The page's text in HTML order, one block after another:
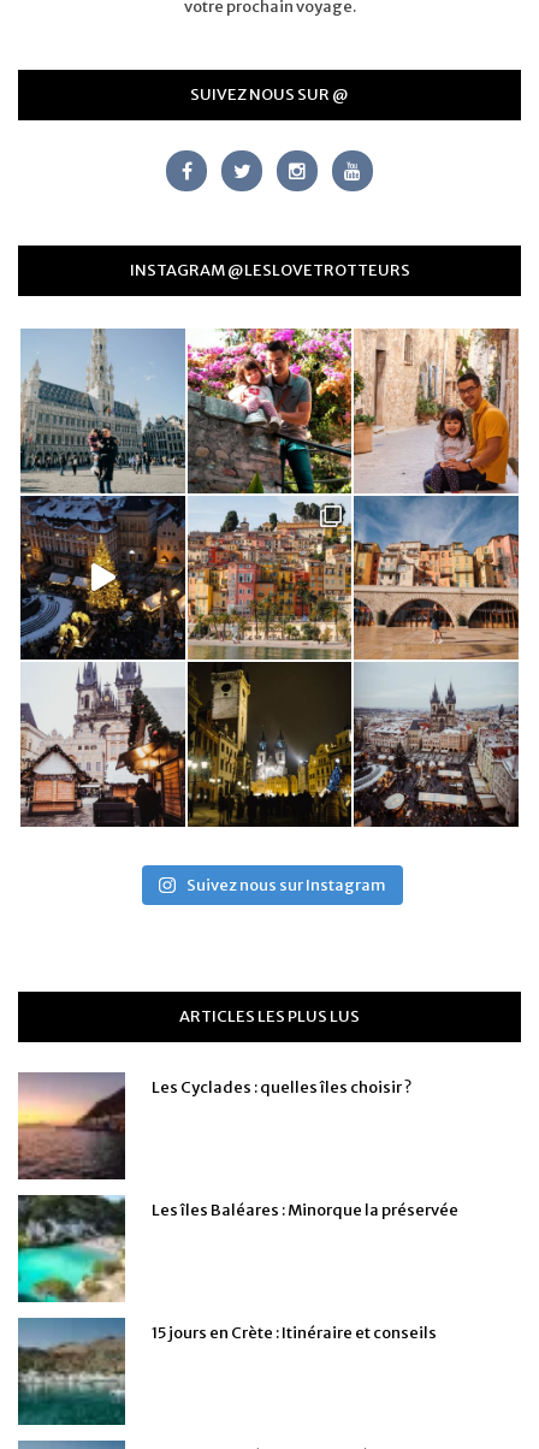
votre prochain voyage.
SUIVEZ NOUS SUR @
INSTAGRAM @LESLOVETROTTEURS
Suivez nous sur Instagram
ARTICLES LES PLUS LUS
Les Cyclades : quelles îles choisir ?
Les îles Baléares : Minorque la préservée
15 jours en Crète : Itinéraire et conseils